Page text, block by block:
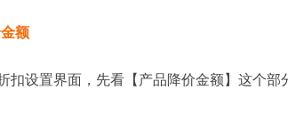
额
扣设置界面，先看【产品降价金额】这个部